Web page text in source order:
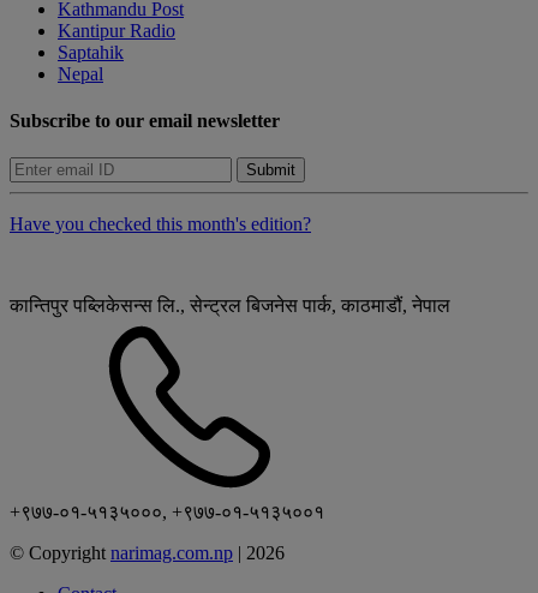
Kathmandu Post
Kantipur Radio
Saptahik
Nepal
Subscribe to our email newsletter
Submit
Have you checked this month's edition?
कान्तिपुर पब्लिकेसन्स लि., सेन्ट्रल बिजनेस पार्क, काठमाडौं, नेपाल
+९७७-०१-५१३५०००, +९७७-०१-५१३५००१
© Copyright narimag.com.np | 2026